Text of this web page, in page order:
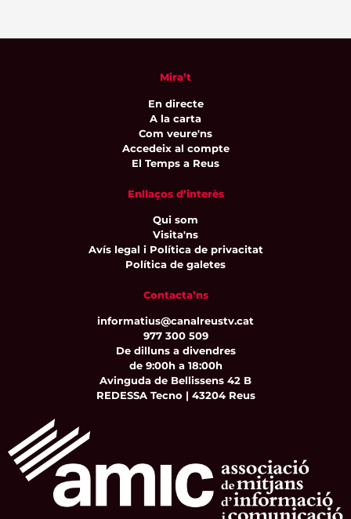
Mira’t
En directe
A la carta
Com veure'ns
Accedeix al compte
El Temps a Reus
Enllaços d’interès
Qui som
Visita'ns
Avís legal i Política de privacitat
Política de galetes
Contacta’ns
informatius@canalreustv.cat
977 300 509
De dilluns a divendres
de 9:00h a 18:00h
Avinguda de Bellissens 42 B
REDESSA Tecno | 43204 Reus